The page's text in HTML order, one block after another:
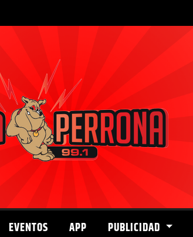
EVENTOS APP PUBLICIDAD